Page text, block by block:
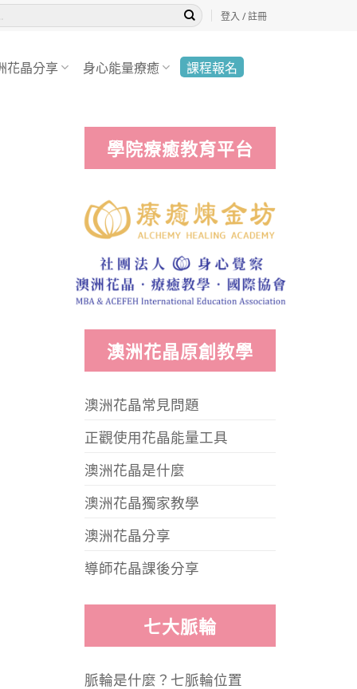
登入 / 註冊
花晶分享 身心能量療癒 課程報名
學院療癒教育平台
澳洲花晶原創教學
澳洲花晶常見問題
正觀使用花晶能量工具
澳洲花晶是什麼
澳洲花晶獨家教學
澳洲花晶分享
導師花晶課後分享
七大脈輪
脈輪是什麼？七脈輪位置